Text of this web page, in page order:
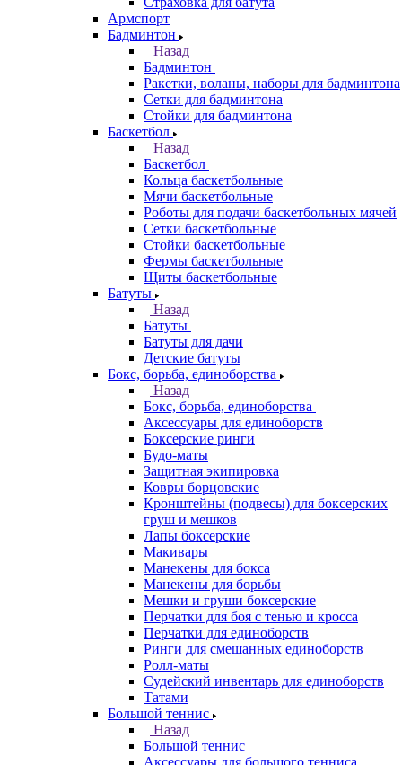
Армспорт
Бадминтон
Назад
Бадминтон
Ракетки, воланы, наборы для бадминтона
Сетки для бадминтона
Стойки для бадминтона
Баскетбол
Назад
Баскетбол
Кольца баскетбольные
Мячи баскетбольные
Роботы для подачи баскетбольных мячей
Сетки баскетбольные
Стойки баскетбольные
Фермы баскетбольные
Щиты баскетбольные
Батуты
Назад
Батуты
Батуты для дачи
Детские батуты
Бокс, борьба, единоборства
Назад
Бокс, борьба, единоборства
Аксессуары для единоборств
Боксерские ринги
Будо-маты
Защитная экипировка
Ковры борцовские
Кронштейны (подвесы) для боксерских
груш и мешков
Лапы боксерские
Макивары
Манекены для бокса
Манекены для борьбы
Мешки и груши боксерские
Перчатки для боя с тенью и кросса
Перчатки для единоборств
Ринги для смешанных единоборств
Ролл-маты
Судейский инвентарь для единоборств
Татами
Большой теннис
Назад
Большой теннис
Аксессуары для большого тенниса